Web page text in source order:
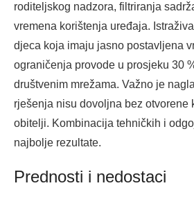
roditeljskog nadzora, filtriranja
vremena korištenja uređaja.
djeca koja imaju jasno postavljena
ograničenja provode u prosjeku 30
društvenim mrežama. Važno je
rješenja nisu dovoljna bez otvorene
obitelji. Kombinacija tehničkih i
najbolje rezultate.
Prednosti i nedostaci